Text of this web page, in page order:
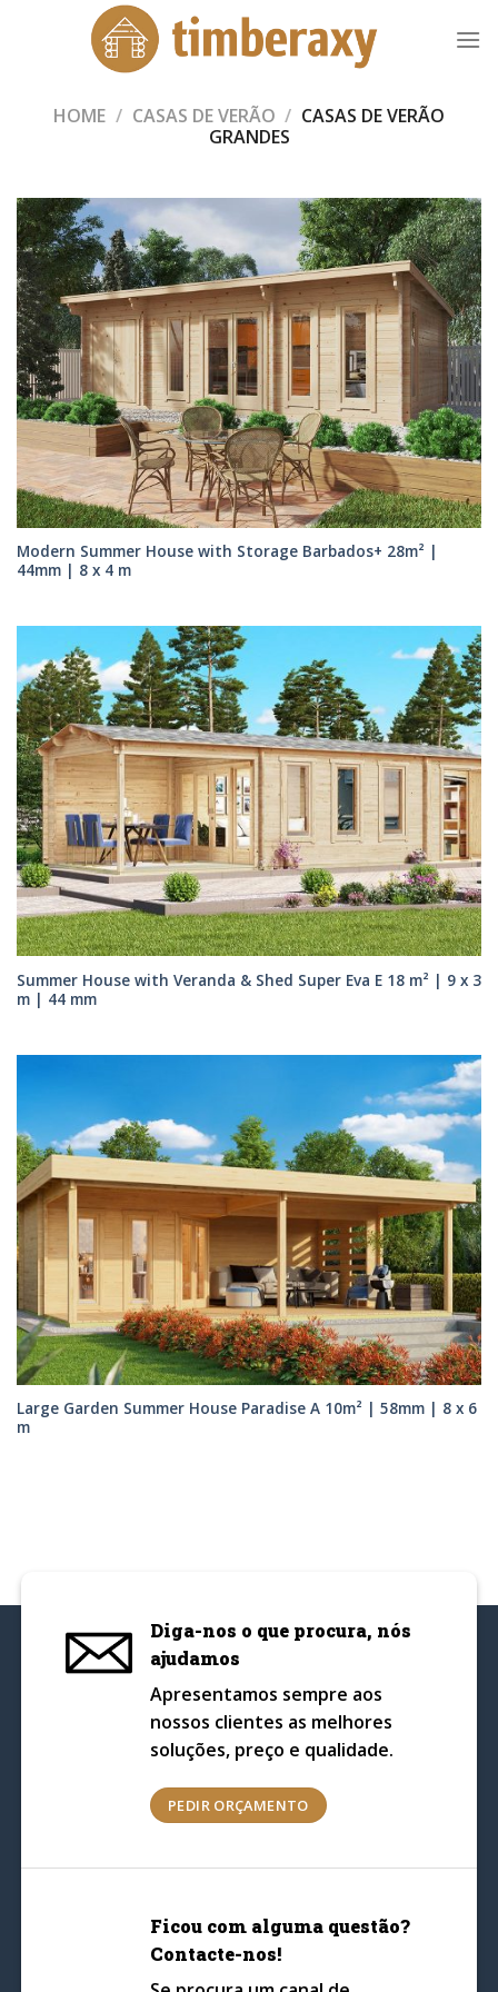
HOME / CASAS DE VERÃO / CASAS DE VERÃO
GRANDES
Modern Summer House with Storage Barbados+ 28m² |
44mm | 8 x 4 m
Summer House with Veranda & Shed Super Eva E 18 m² | 9 x 3
m | 44 mm
Large Garden Summer House Paradise A 10m² | 58mm | 8 x 6
m
Diga-nos o que procura, nós
ajudamos
Apresentamos sempre aos
nossos clientes as melhores
soluções, preço e qualidade.
PEDIR ORÇAMENTO
Ficou com alguma questão?
Contacte-nos!